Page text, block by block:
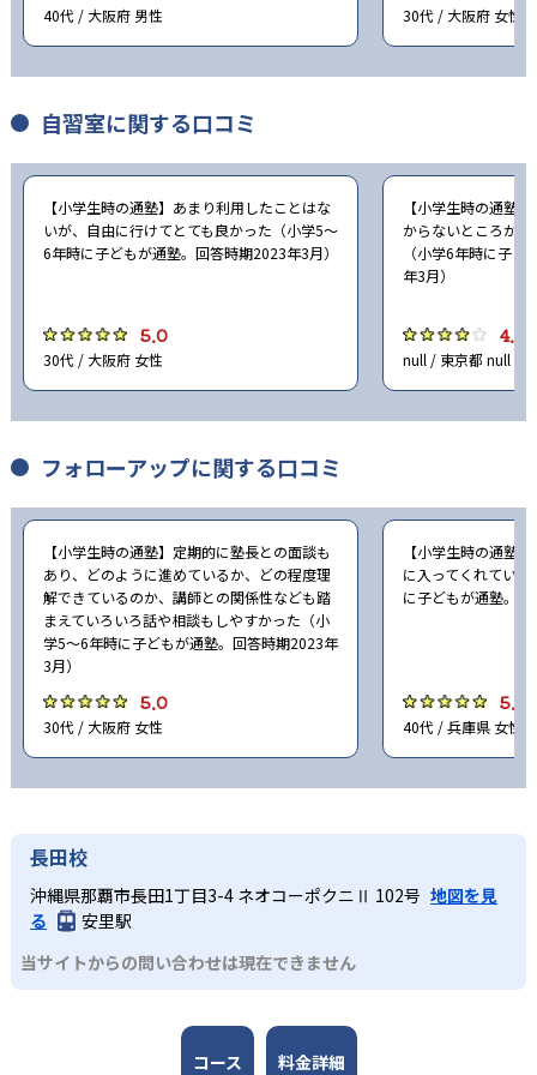
-
大阪女学院中学校 -
賢明学院中学校 - 大谷中学校 -
灘中学校 - 甲陽学院中学校
報徳学園中学校 -
甲南中学校 -
- -
滝川中学校 - 神戸女学院中学部
神戸山手女子中学校 - 親和中学校 -
啓明学院中学校 - 夙川中学校 -
須磨学園中学校 - 神戸龍谷中学校
奈良女子大学附属中等教育学校
天理中学校
東大寺学園中学校
奈良学園中学校 - 帝塚山中学校
西大和学園中学校 -
40代 / 大阪府 男性 30代 / 大阪府 女性
自習室に関する口コミ
【小学生時の通塾】あまり利用したことはな
いが、自由に行けてとても良かった（小学5〜
6年時に子どもが通塾。回答時期2023年3月）
5.0
30代 / 大阪府 女性
【小学生時の通塾
からないところが
（小学6年時に子
年3月）
4.0
null / 東京都 null
フォローアップに関する口コミ
【小学生時の通塾】定期的に塾長との面談も
あり、どのように進めているか、どの程度理
解できているのか、講師との関係性なども踏
まえていろいろ話や相談もしやすかった（小
学5〜6年時に子どもが通塾。回答時期2023年
3月）
5.0
30代 / 大阪府 女性
【小学生時の通塾
に入ってくれてい
に子どもが通塾。
5.0
40代 / 兵庫県 女性
長田校
沖縄県那覇市長田1丁目3-4 ネオコーポクニⅡ 102号 地図を見
る
安里駅
当サイトからの問い合わせは現在できません
コース 料金詳細